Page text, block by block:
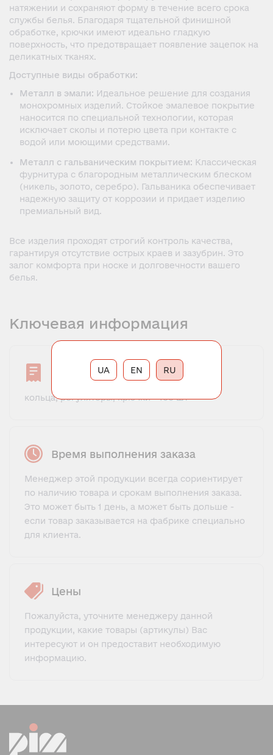
натяжении и сохраняют форму в течение всего срока
службы белья. Благодаря тщательной финишной
обработке, крючки имеют идеально гладкую
поверхность, что предотвращает появление зацепок на
деликатных тканях.
Доступные виды обработки:
Металл в эмали: Идеальное решение для создания
монохромных изделий. Стойкое эмалевое покрытие
наносится по специальной технологии, которая
исключает сколы и потерю цвета при контакте с
водой или моющими средствами.
Металл с гальваническим покрытием: Классическая
фурнитура с благородным металлическим блеском
(никель, золото, серебро). Гальваника обеспечивает
надежную защиту от коррозии и придает изделию
премиальный вид.
Все изделия проходят строгий контроль качества,
гарантируя отсутствие острых краев и зазубрин. Это
залог комфорта при носке и долговечности вашего
белья.
Ключевая информация
Минимальный заказ
кольца, регуляторы, крючки - 100 шт
Время выполнения заказа
Менеджер этой продукции всегда сориентирует
по наличию товара и срокам выполнения заказа.
Это может быть 1 день, а может быть дольше -
если товар заказывается на фабрике специально
для клиента.
Цены
Пожалуйста, уточните менеджеру данной
продукции, какие товары (артикулы) Вас
интересуют и он предоставит необходимую
информацию.
RU
UA EN